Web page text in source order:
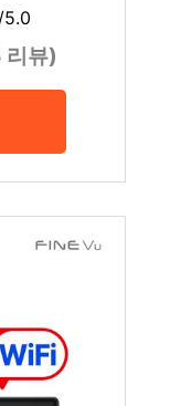
5.0
리뷰)